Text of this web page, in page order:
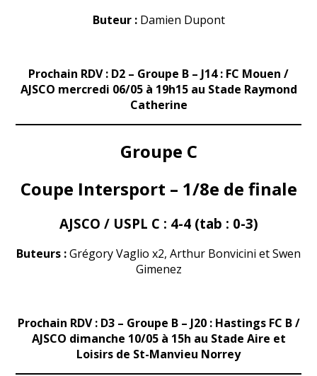
Buteur :Damien Dupont
Prochain RDV : D2 – Groupe B – J14 : FC Mouen /
AJSCO mercredi 06/05 à 19h15 au Stade Raymond
Catherine
Groupe C
Coupe Intersport – 1/8e de finale
AJSCO / USPL C : 4-4 (tab : 0-3)
Buteurs :Grégory Vaglio x2, Arthur Bonvicini et Swen
Gimenez
Prochain RDV : D3 – Groupe B – J20 : Hastings FC B /
AJSCO dimanche 10/05 à 15h au Stade Aire et
Loisirs de St-Manvieu Norrey